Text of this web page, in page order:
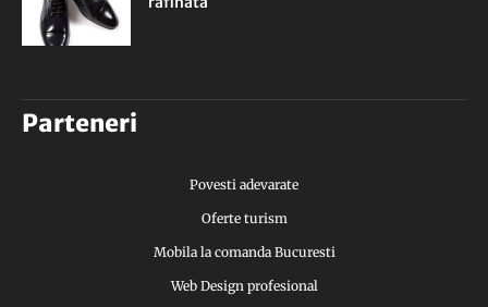
Parteneri
Povesti adevarate
Oferte turism
Mobila la comanda Bucuresti
Web Design profesional